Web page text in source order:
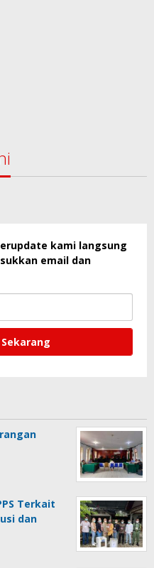
kami langsung
email dan
Terkait
dan